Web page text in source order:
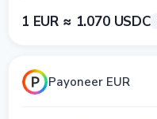
1 EUR ≈ 1.070 USDC
Payoneer EUR